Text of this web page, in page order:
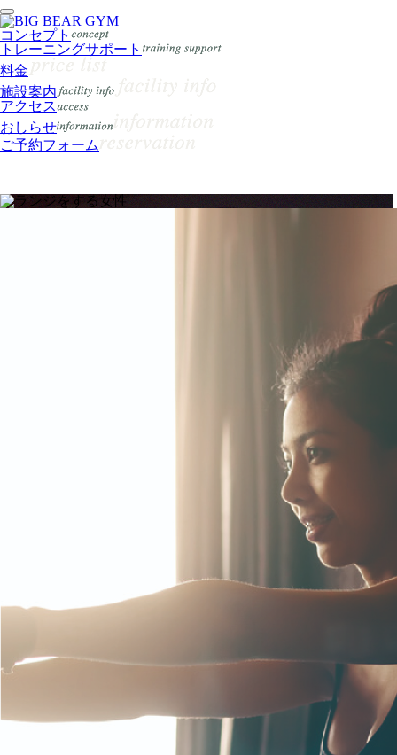
コンセプト
トレーニングサポート
料金
施設案内
アクセス
おしらせ
ご予約フォーム